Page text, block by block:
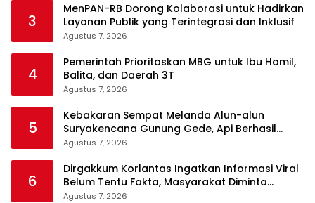
3
MenPAN-RB Dorong Kolaborasi untuk Hadirkan
Layanan Publik yang Terintegrasi dan Inklusif
Agustus 7, 2026
4
Pemerintah Prioritaskan MBG untuk Ibu Hamil,
Balita, dan Daerah 3T
Agustus 7, 2026
5
Kebakaran Sempat Melanda Alun-alun
Suryakencana Gunung Gede, Api Berhasil
Dipadamkan
Agustus 7, 2026
6
Dirgakkum Korlantas Ingatkan Informasi Viral
Belum Tentu Fakta, Masyarakat Diminta
Waspadai Hoaks
Agustus 7, 2026